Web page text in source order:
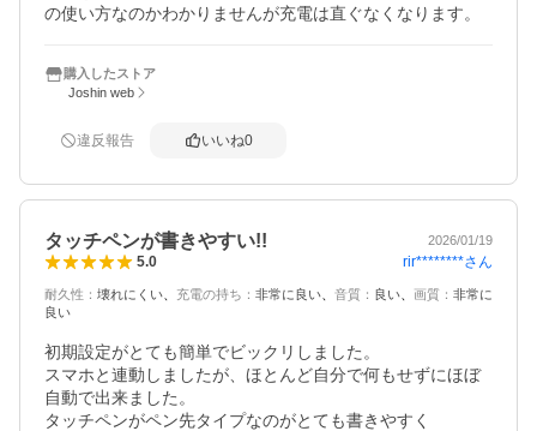
の使い方なのかわかりませんが充電は直ぐなくなります。
購入したストア
Joshin web
違反報告 いいね0
タッチペンが書きやすい!! 2026/01/19
5.0 rir********さん
耐久性 ： 壊れにくい 充電の持ち ： 非常に良い 音質 ： 良い 画質 ： 非常に
良い
初期設定がとても簡単でビックリしました。
スマホと連動しましたが、ほとんど自分で何もせずにほぼ
自動で出来ました。
タッチペンがペン先タイプなのがとても書きやすく